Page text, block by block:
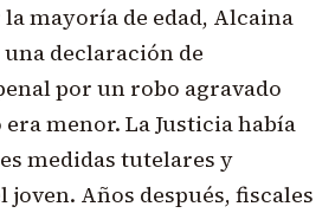
mayoría de edad, Alcaina
declaración de
por un robo agravado
menor. La Justicia había
medidas tutelares y
Años después, fiscales